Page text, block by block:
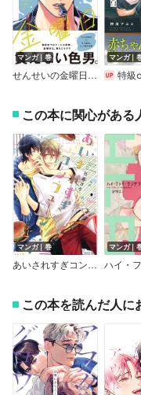
マンガ｜巻
せんせいの金曜日【単行本版】（Renta！限定描き下ろし＆特典付き）
マンガ｜
特級αの愛したΩ
この本に関心があ
マンガ｜巻
あいされすぎコンフュージョン
マンガ｜
この本を読んだ人に